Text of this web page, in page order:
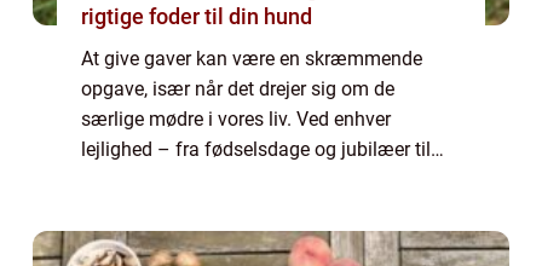
rigtige foder til din hund
At give gaver kan være en skræmmende
opgave, især når det drejer sig om de
særlige mødre i vores liv. Ved enhver
lejlighed – fra fødselsdage og jubilæer til
...